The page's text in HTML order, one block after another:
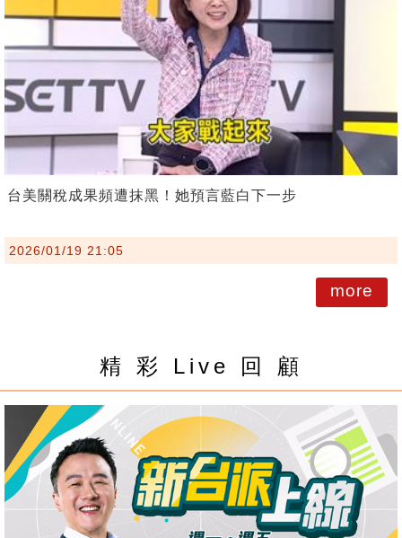
台美關稅成果頻遭抹黑！她預言藍白下一步
2026/01/19 21:05
more
精 彩 Live 回 顧